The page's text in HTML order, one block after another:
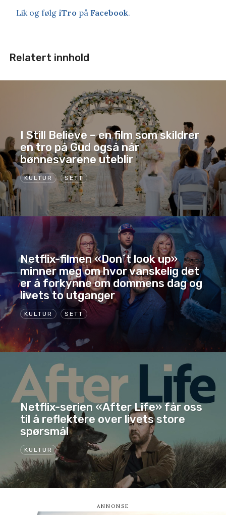
Lik og følg iTro på Facebook.
Relatert innhold
KULTUR SETT
I Still Believe – en film som skildrer
en tro på Gud også når
bønnesvarene uteblir
KULTUR SETT
Netflix-filmen «Don´t look up»
minner meg om hvor vanskelig det
er å forkynne om dommens dag og
livets to utganger
KULTUR
Netflix-serien «After Life» får oss
til å reflektere over livets store
spørsmål